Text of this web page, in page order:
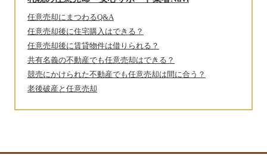
任意売却にまつわるQ&A
任意売却後に住宅購入はできる？
任意売却後に賃貸物件は借りられる？
共有名義の不動産でも任意売却はできる？
競売にかけられた不動産でも任意売却は間に合う？
老後破産と任意売却